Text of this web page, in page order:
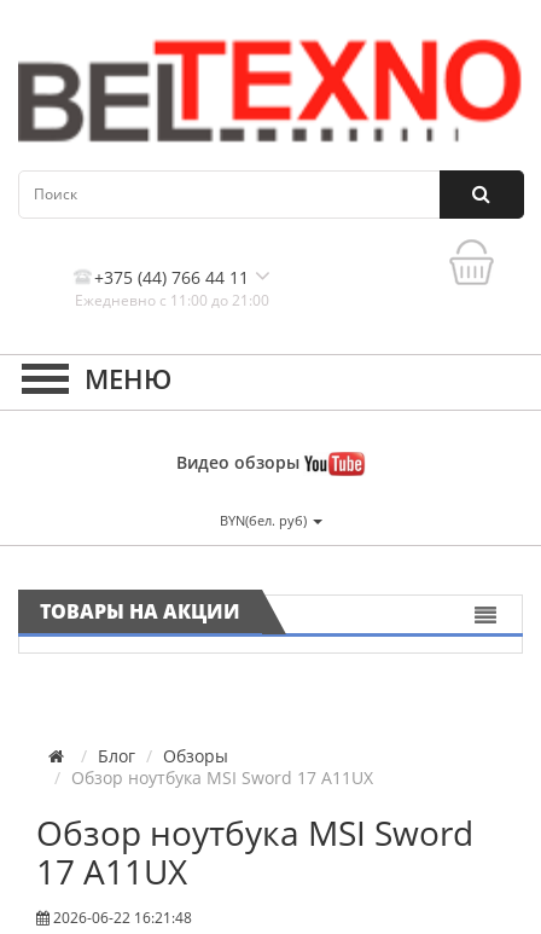
+375 (44) 766 44 11
Ежедневно с 11:00 до 21:00
Контакты, и схема проезда
Видео обзоры
BYN(бел. руб)
ТОВАРЫ НА АКЦИИ
Блог
Обзоры
Обзор ноутбука MSI Sword 17 A11UX
Обзор ноутбука MSI Sword
17 A11UX
2026-06-22 16:21:48